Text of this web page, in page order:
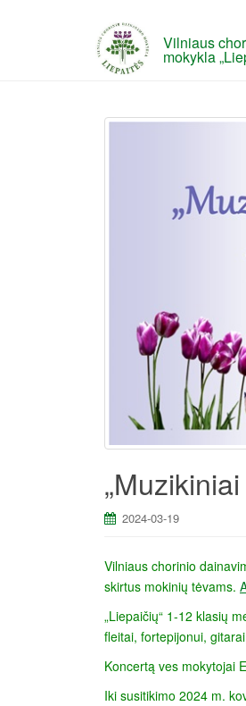
Vilniaus
mokykla
2024-03-19
Vilniaus chorinio
skirtus mokinių tėvams.
„Liepaičių“ 1-12 klasių
fleitai, fortepijonui,
Koncertą ves mokytojai
Iki susitikimo 2024 m.